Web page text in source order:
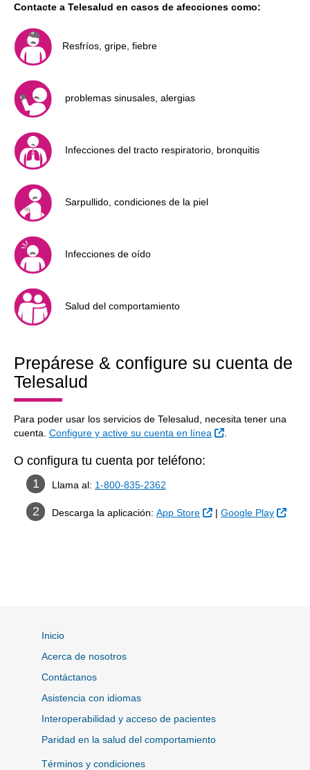
Contacte a Telesalud en casos de afecciones como:
Resfríos, gripe, fiebre
problemas sinusales, alergias
Infecciones del tracto respiratorio, bronquitis
Sarpullido, condiciones de la piel
Infecciones de oído
Salud del comportamiento
Prepárese & configure su cuenta de
Telesalud
Para poder usar los servicios de Telesalud, necesita tener una
cuenta. Configure y active su cuenta en línea Sitio Externo
O configura tu cuenta por teléfono:
Llama al: 1-800-835-2362
Descarga la aplicación: App Store Sitio Externo
|Google Play Sitio
Inicio
Acerca de nosotros
Contáctanos
Asistencia con idiomas
Interoperabilidad y acceso de pacientes
Paridad en la salud del comportamiento
Términos y condiciones